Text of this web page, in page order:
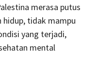
merasa putus
hidup, tidak mampu
yang terjadi,
mental